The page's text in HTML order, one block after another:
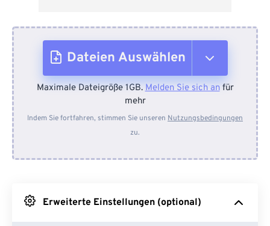
Dateien Auswählen
Vom Gerät
Von Dropbox
Maximale Dateigröße 1GB.Melden Sie sich anfür
mehr
Indem Sie fortfahren, stimmen Sie unseren Nutzungsbedingungen
zu.
Erweiterte Einstellungen (optional)